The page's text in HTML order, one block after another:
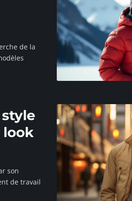
de la
look
son
de travail